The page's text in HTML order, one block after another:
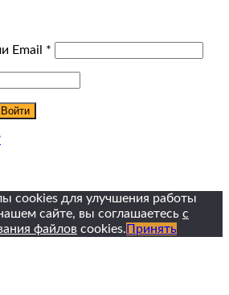
Email *
Войти
cookies для улучшения работы
сайте, вы соглашаетесь с
файлов cookies. Принять